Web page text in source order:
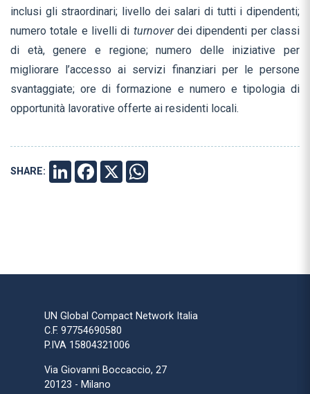
inclusi gli straordinari; livello dei salari di tutti i dipendenti;
numero totale e livelli di turnoverdei dipendenti per classi
di età, genere e regione; numero delle iniziative per
migliorare l’accesso ai servizi finanziari per le persone
svantaggiate; ore di formazione e numero e tipologia di
opportunità lavorative offerte ai residenti locali.
SHARE: LINKEDINFACEBOOK
X
UN Global Compact Network Italia
C.F. 97754690580
P.IVA 15804321006
Via Giovanni Boccaccio, 27
20123 - Milano